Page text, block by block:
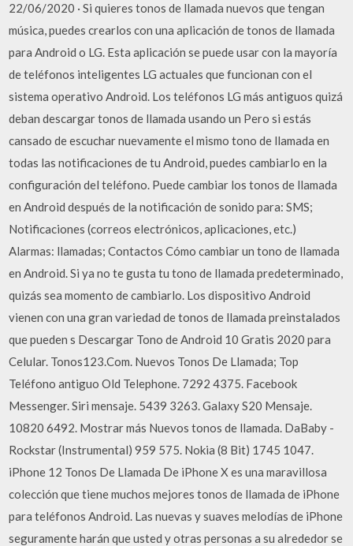
22/06/2020 · Si quieres tonos de llamada nuevos que tengan
música, puedes crearlos con una aplicación de tonos de llamada
para Android o LG. Esta aplicación se puede usar con la mayoría
de teléfonos inteligentes LG actuales que funcionan con el
sistema operativo Android. Los teléfonos LG más antiguos quizá
deban descargar tonos de llamada usando un Pero si estás
cansado de escuchar nuevamente el mismo tono de llamada en
todas las notificaciones de tu Android, puedes cambiarlo en la
configuración del teléfono. Puede cambiar los tonos de llamada
en Android después de la notificación de sonido para: SMS;
Notificaciones (correos electrónicos, aplicaciones, etc.)
Alarmas: llamadas; Contactos Cómo cambiar un tono de llamada
en Android. Si ya no te gusta tu tono de llamada predeterminado,
quizás sea momento de cambiarlo. Los dispositivo Android
vienen con una gran variedad de tonos de llamada preinstalados
que pueden s Descargar Tono de Android 10 Gratis 2020 para
Celular. Tonos123.Com. Nuevos Tonos De Llamada; Top
Teléfono antiguo Old Telephone. 7292 4375. Facebook
Messenger. Siri mensaje. 5439 3263. Galaxy S20 Mensaje.
10820 6492. Mostrar más Nuevos tonos de llamada. DaBaby -
Rockstar (Instrumental) 959 575. Nokia (8 Bit) 1745 1047.
iPhone 12 Tonos De Llamada De iPhone X es una maravillosa
colección que tiene muchos mejores tonos de llamada de iPhone
para teléfonos Android. Las nuevas y suaves melodías de iPhone
seguramente harán que usted y otras personas a su alrededor se